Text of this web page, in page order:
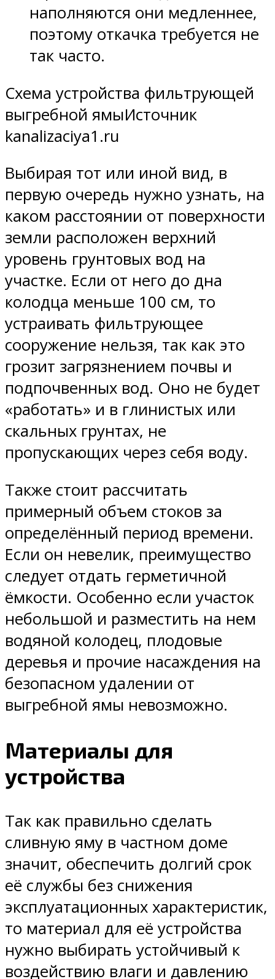
наполняются они медленнее,
поэтому откачка требуется не
так часто.
Схема устройства фильтрующей
выгребной ямыИсточник
kanalizaciya1.ru
Выбирая тот или иной вид, в
первую очередь нужно узнать, на
каком расстоянии от поверхности
земли расположен верхний
уровень грунтовых вод на
участке. Если от него до дна
колодца меньше 100 см, то
устраивать фильтрующее
сооружение нельзя, так как это
грозит загрязнением почвы и
подпочвенных вод. Оно не будет
«работать» и в глинистых или
скальных грунтах, не
пропускающих через себя воду.
Также стоит рассчитать
примерный объем стоков за
определённый период времени.
Если он невелик, преимущество
следует отдать герметичной
ёмкости. Особенно если участок
небольшой и разместить на нем
водяной колодец, плодовые
деревья и прочие насаждения на
безопасном удалении от
выгребной ямы невозможно.
Материалы для
устройства
Так как правильно сделать
сливную яму в частном доме
значит, обеспечить долгий срок
её службы без снижения
эксплуатационных характеристик,
то материал для её устройства
нужно выбирать устойчивый к
воздействию влаги и давлению